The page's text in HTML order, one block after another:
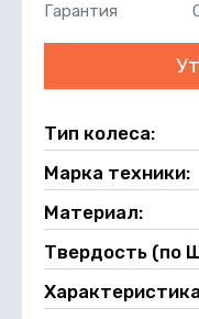
Гарантия
Тип колеса:
Марка техники:
Материал:
Твердость (по